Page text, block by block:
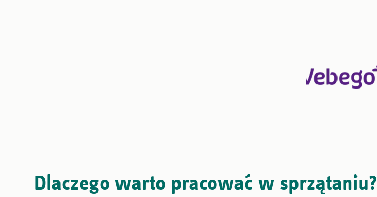
Dlaczego warto pracować w sprzątaniu?